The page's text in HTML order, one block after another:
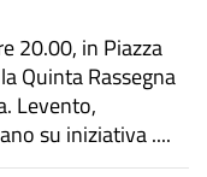
20.00, in Piazza
Quinta Rassegna
Levento,
su iniziativa ....